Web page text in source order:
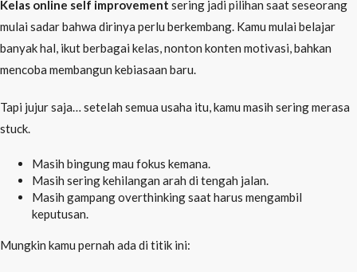
Kelas online self improvement sering jadi pilihan saat seseorang
mulai sadar bahwa dirinya perlu berkembang. Kamu mulai belajar
banyak hal, ikut berbagai kelas, nonton konten motivasi, bahkan
mencoba membangun kebiasaan baru.
Tapi jujur saja… setelah semua usaha itu, kamu masih sering merasa
stuck.
Masih bingung mau fokus kemana.
Masih sering kehilangan arah di tengah jalan.
Masih gampang overthinking saat harus mengambil
keputusan.
Mungkin kamu pernah ada di titik ini: